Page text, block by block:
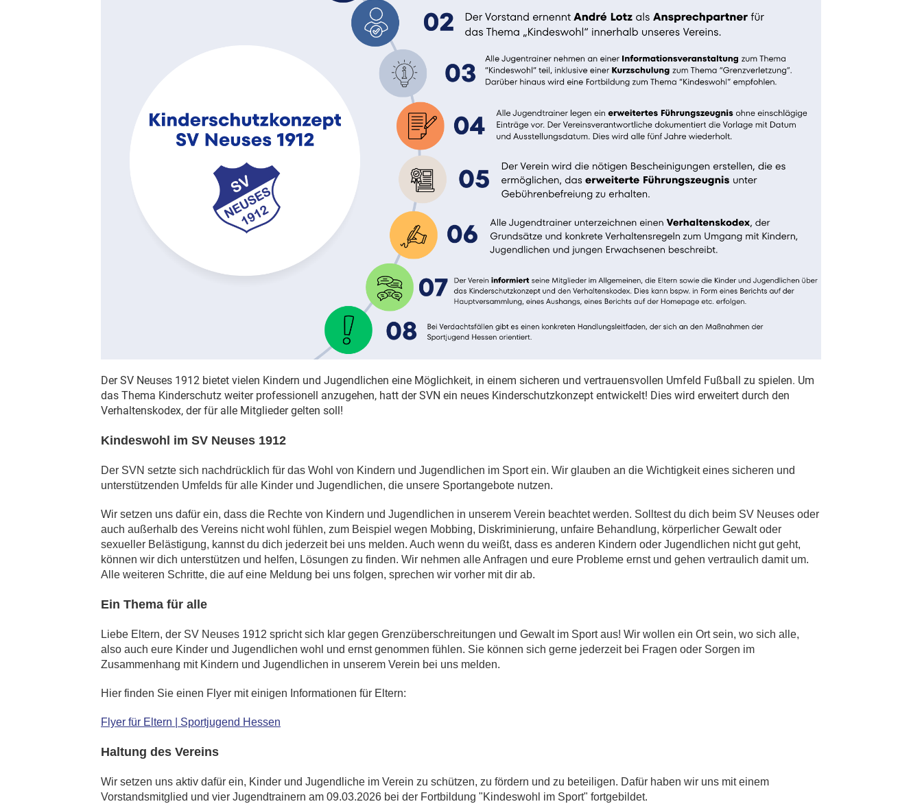
Der SV Neuses 1912 bietet vielen Kindern und Jugendlichen eine Möglichkeit, in einem sicheren und vertrauensvollen Umfeld Fußball zu spielen. Um
das Thema Kinderschutz weiter professionell anzugehen, hatt der SVN ein neues Kinderschutzkonzept entwickelt! Dies wird erweitert durch den
Verhaltenskodex, der für alle Mitglieder gelten soll!
Kindeswohl im SV Neuses 1912
Der SVN setzte sich nachdrücklich für das Wohl von Kindern und Jugendlichen im Sport ein. Wir glauben an die Wichtigkeit eines sicheren und
unterstützenden Umfelds für alle Kinder und Jugendlichen, die unsere Sportangebote nutzen.
Wir setzen uns dafür ein, dass die Rechte von Kindern und Jugendlichen in unserem Verein beachtet werden. Solltest du dich beim SV Neuses oder
auch außerhalb des Vereins nicht wohl fühlen, zum Beispiel wegen Mobbing, Diskriminierung, unfaire Behandlung, körperlicher Gewalt oder
sexueller Belästigung, kannst du dich jederzeit bei uns melden. Auch wenn du weißt, dass es anderen Kindern oder Jugendlichen nicht gut geht,
können wir dich unterstützen und helfen, Lösungen zu finden. Wir nehmen alle Anfragen und eure Probleme ernst und gehen vertraulich damit um.
Alle weiteren Schritte, die auf eine Meldung bei uns folgen, sprechen wir vorher mit dir ab.
Ein Thema für alle
Liebe Eltern, der SV Neuses 1912 spricht sich klar gegen Grenzüberschreitungen und Gewalt im Sport aus! Wir wollen ein Ort sein, wo sich alle,
also auch eure Kinder und Jugendlichen wohl und ernst genommen fühlen. Sie können sich gerne jederzeit bei Fragen oder Sorgen im
Zusammenhang mit Kindern und Jugendlichen in unserem Verein bei uns melden.
Hier finden Sie einen Flyer mit einigen Informationen für Eltern:
Flyer für Eltern | Sportjugend Hessen
Haltung des Vereins
Wir setzen uns aktiv dafür ein, Kinder und Jugendliche im Verein zu schützen, zu fördern und zu beteiligen. Dafür haben wir uns mit einem
Vorstandsmitglied und vier Jugendtrainern am 09.03.2026 bei der Fortbildung "Kindeswohl im Sport" fortgebildet.